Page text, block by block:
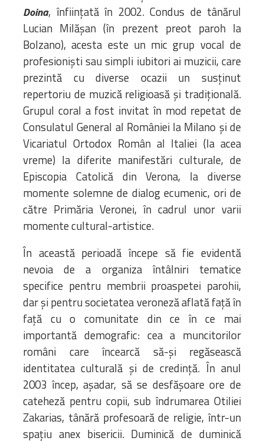
Doina, înființată în 2002. Condus de tânărul
Lucian Milășan (în prezent preot paroh la
Bolzano), acesta este un mic grup vocal de
profesioniști sau simpli iubitori ai muzicii, care
prezintă cu diverse ocazii un susținut
repertoriu de muzică religioasă și tradițională.
Grupul coral a fost invitat în mod repetat de
Consulatul General al României la Milano și de
Vicariatul Ortodox Român al Italiei (la acea
vreme) la diferite manifestări culturale, de
Episcopia Catolică din Verona, la diverse
momente solemne de dialog ecumenic, ori de
către Primăria Veronei, în cadrul unor varii
momente cultural-artistice.
În această perioadă începe să fie evidentă
nevoia de a organiza întâlniri tematice
specifice pentru membrii proaspetei parohii,
dar și pentru societatea veroneză aflată față în
față cu o comunitate din ce în ce mai
importantă demografic: cea a muncitorilor
români care încearcă să-și regăsească
identitatea culturală și de credință. În anul
2003 încep, așadar, să se desfășoare ore de
cateheză pentru copii, sub îndrumarea Otiliei
Zakarias, tânără profesoară de religie, într-un
spațiu anex bisericii. Duminică de duminică